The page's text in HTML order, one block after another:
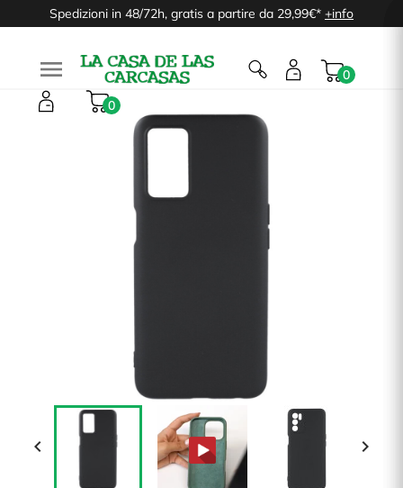
Spedizioni in 48/72h, gratis a partire da 29,99€* +info

0
0
 